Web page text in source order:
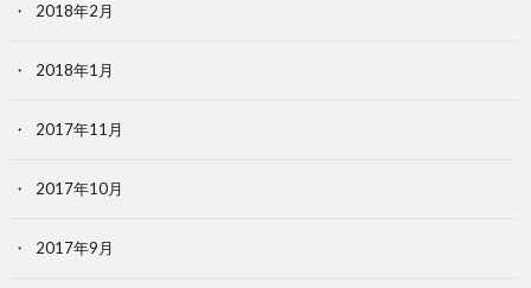
2018年2月
2018年1月
2017年11月
2017年10月
2017年9月